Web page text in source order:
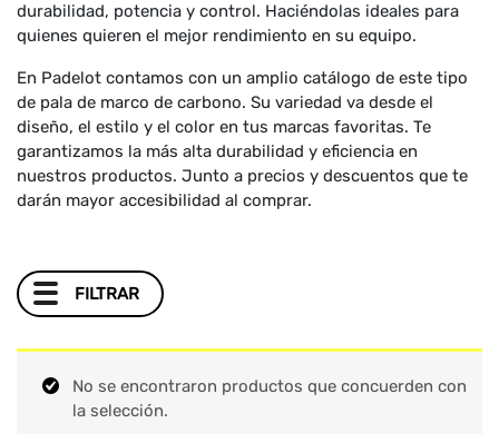
durabilidad, potencia y control. Haciéndolas ideales para
quienes quieren el mejor rendimiento en su equipo.
En Padelot contamos con un amplio catálogo de este tipo
de pala de marco de carbono. Su variedad va desde el
diseño, el estilo y el color en tus marcas favoritas. Te
garantizamos la más alta durabilidad y eficiencia en
nuestros productos. Junto a precios y descuentos que te
darán mayor accesibilidad al comprar.
FILTRAR
No se encontraron productos que concuerden con
la selección.